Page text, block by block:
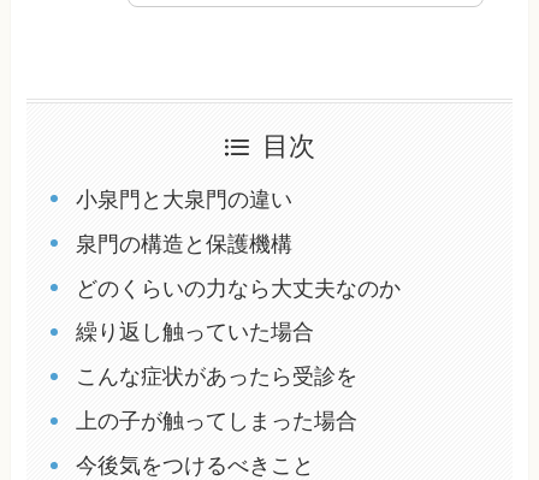
目次
小泉門と大泉門の違い
泉門の構造と保護機構
どのくらいの力なら大丈夫なのか
繰り返し触っていた場合
こんな症状があったら受診を
上の子が触ってしまった場合
今後気をつけるべきこと